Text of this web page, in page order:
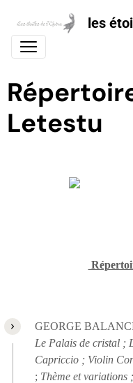
les
Letestu
GEORGE
Le Palais de cristal ;
Capriccio ; Violin
; Thème et variations